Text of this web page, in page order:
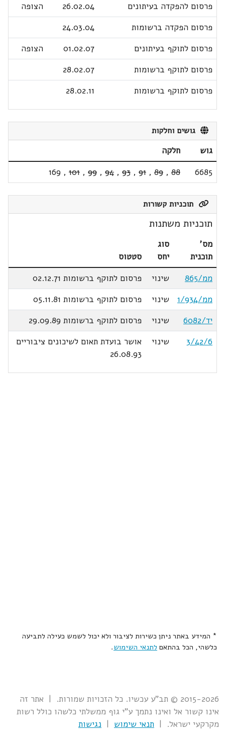
פרסום להפקדה בעיתונים
26.02.04
הצופה
פרסום הפקדה ברשומות
24.03.04
פרסום לתוקף בעיתונים
01.02.07
הצופה
פרסום לתוקף ברשומות
28.02.07
פרסום לתוקף ברשומות
28.02.11
גושים וחלקות
גוש
חלקה
6685
88
,
89
,
91
,
93
,
94
,
99
,
101
,
169
תוכניות קשורות
תוכניות משתנות
מס'
תוכנית
סוג
יחס
סטטוס
ממ/865
שינוי
פרסום לתוקף ברשומות 02.12.71
ממ/1/934
שינוי
פרסום לתוקף ברשומות 05.11.81
יד/6082
שינוי
פרסום לתוקף ברשומות 29.09.89
3/42/6
שינוי
אושר בועדת תאום לשיכונים ציבוריים
26.08.93
* המידע באתר ניתן כשירות לציבור ולא יכול לשמש כעילה לתביעה
כלשהי, הכל בהתאם לתנאי השימוש.
2015-2026 © תב"ע עכשיו. כל הזכויות שמורות. | אתר זה
אינו קשור אל ואינו נתמך ע"י גוף ממשלתי כלשהו כולל רשות
מקרקעי ישראל. | תנאי שימוש | נגישות